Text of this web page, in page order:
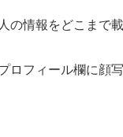
の情報をどこまで
ロフィール欄に顔